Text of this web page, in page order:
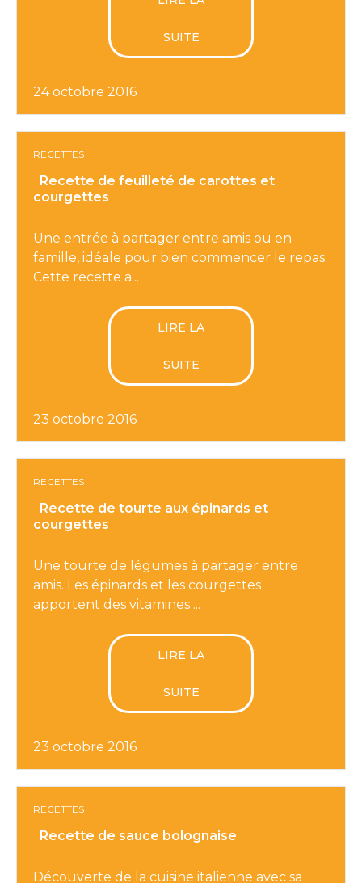
SUITE
24 octobre 2016
RECETTES
Recette de feuilleté de carottes et
courgettes
Une entrée à partager entre amis ou en
famille, idéale pour bien commencer le repas.
Cette recette a...
LIRE LA
SUITE
23 octobre 2016
RECETTES
Recette de tourte aux épinards et
courgettes
Une tourte de légumes à partager entre
amis. Les épinards et les courgettes
apportent des vitamines ...
LIRE LA
SUITE
23 octobre 2016
RECETTES
Recette de sauce bolognaise
Découverte de la cuisine italienne avec sa